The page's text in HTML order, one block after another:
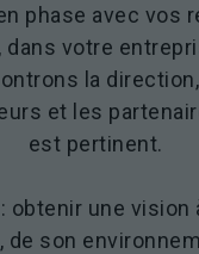
phase avec vos
dans votre
la
et les
est pertinent.
obtenir une vision
de son